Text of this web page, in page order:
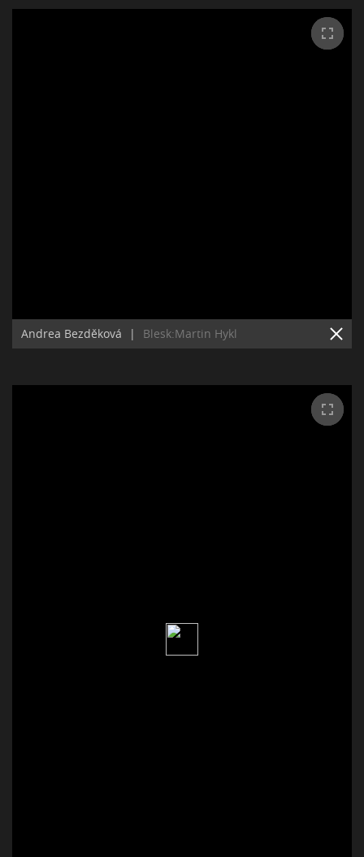
Andrea Bezděková | Blesk:Martin Hykl